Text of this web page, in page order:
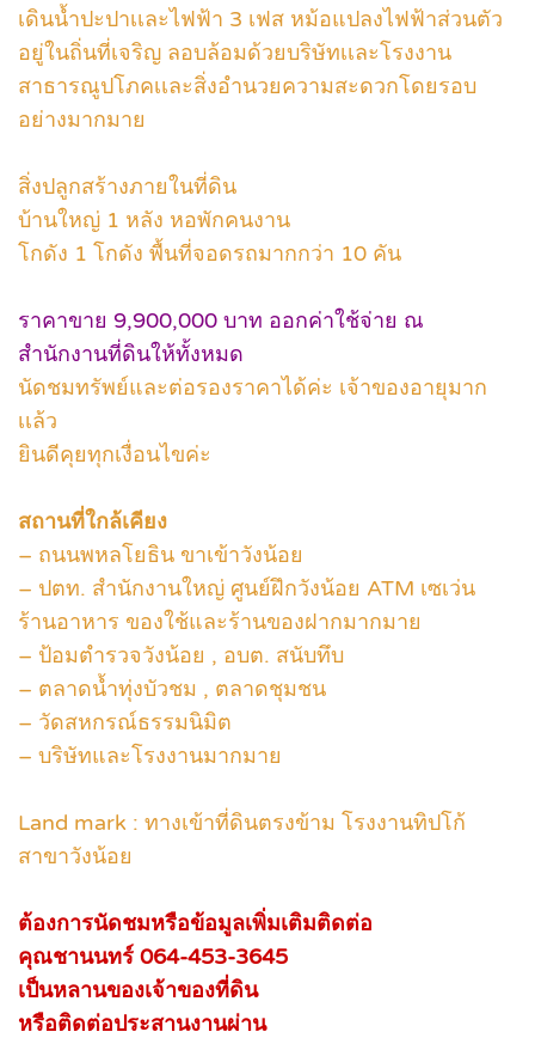
เดินน้ำปะปาเเละไฟฟ้า 3 เฟส หม้อแปลงไฟฟ้าส่วนตัว
อยู่ในถิ่นที่เจริญ ลอบล้อมด้วยบริษัทเเละโรงงาน
สาธารณูปโภคเเละสิ่งอำนวยความสะดวกโดยรอบ
อย่างมากมาย
สิ่งปลูกสร้างภายในที่ดิน
บ้านใหญ่ 1 หลัง หอพักคนงาน
โกดัง 1 โกดัง พื้นที่จอดรถมากกว่า 10 คัน
ราคาขาย 9,900,000 บาท ออกค่าใช้จ่าย ณ
สำนักงานที่ดินให้ทั้งหมด
นัดชมทรัพย์และต่อรองราคาได้ค่ะ เจ้าของอายุมาก
เเล้ว
ยินดีคุยทุกเงื่อนไขค่ะ
สถานที่ใกล้เคียง
– ถนนพหลโยธิน ขาเข้าวังน้อย
– ปตท. สำนักงานใหญ่ ศูนย์ฝึกวังน้อย ATM เซเว่น
ร้านอาหาร ของใช้และร้านของฝากมากมาย
– ป้อมตำรวจวังน้อย , อบต. สนับทึบ
– ตลาดน้ำทุ่งบัวชม , ตลาดชุมชน
– วัดสหกรณ์ธรรมนิมิต
– บริษัทและโรงงานมากมาย
Land mark : ทางเข้าที่ดินตรงข้าม โรงงานทิปโก้
สาขาวังน้อย
ต้องการนัดชมหรือข้อมูลเพิ่มเติมติดต่อ
คุณชานนทร์ 064-453-3645
เป็นหลานของเจ้าของที่ดิน
หรือติดต่อประสานงานผ่าน